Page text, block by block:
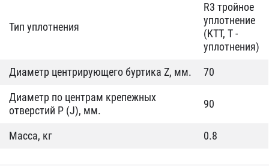
Тип уплотнения
R3 тройное
уплотнение
(KTT, T -
уплотнения)
Диаметр центрирующего буртика Z, мм.
70
Диаметр по центрам крепежных
отверстий P (J), мм.
90
Масса, кг 0.8